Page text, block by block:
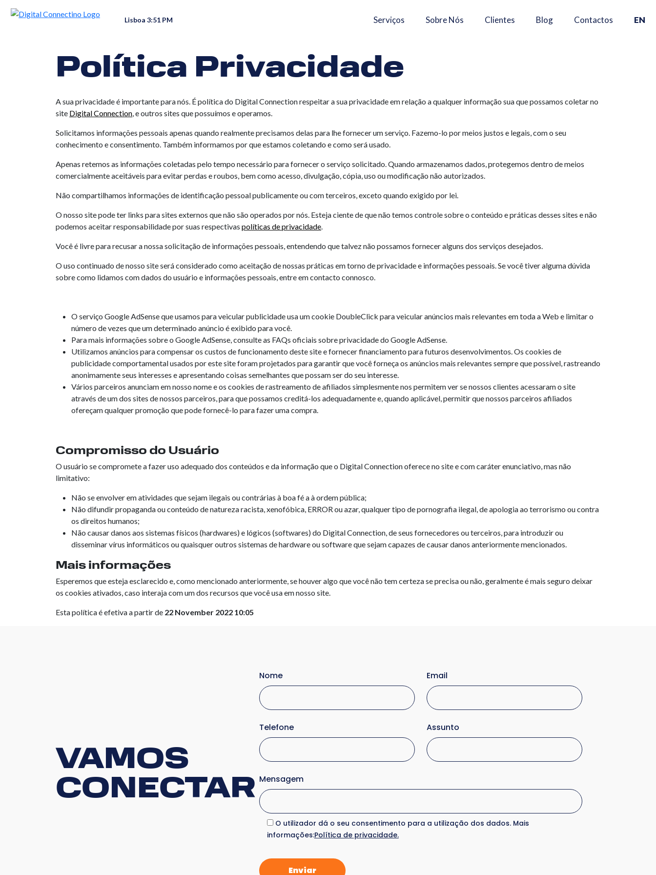
Lisboa 3:51 PM Serviços Sobre Nós Clientes Blog Contactos EN
×
Política Privacidade
A sua privacidade é importante para nós. É política do Digital Connection respeitar a sua privacidade em relação a qualquer informação sua que possamos coletar no
site Digital Connection, e outros sites que possuímos e operamos.
Solicitamos informações pessoais apenas quando realmente precisamos delas para lhe fornecer um serviço. Fazemo-lo por meios justos e legais, com o seu
conhecimento e consentimento. Também informamos por que estamos coletando e como será usado.
Apenas retemos as informações coletadas pelo tempo necessário para fornecer o serviço solicitado. Quando armazenamos dados, protegemos dentro de meios
comercialmente aceitáveis ​​para evitar perdas e roubos, bem como acesso, divulgação, cópia, uso ou modificação não autorizados.
Não compartilhamos informações de identificação pessoal publicamente ou com terceiros, exceto quando exigido por lei.
O nosso site pode ter links para sites externos que não são operados por nós. Esteja ciente de que não temos controle sobre o conteúdo e práticas desses sites e não
podemos aceitar responsabilidade por suas respectivas políticas de privacidade.
Você é livre para recusar a nossa solicitação de informações pessoais, entendendo que talvez não possamos fornecer alguns dos serviços desejados.
O uso continuado de nosso site será considerado como aceitação de nossas práticas em torno de privacidade e informações pessoais. Se você tiver alguma dúvida
sobre como lidamos com dados do usuário e informações pessoais, entre em contacto connosco.
O serviço Google AdSense que usamos para veicular publicidade usa um cookie DoubleClick para veicular anúncios mais relevantes em toda a Web e limitar o
número de vezes que um determinado anúncio é exibido para você.
Para mais informações sobre o Google AdSense, consulte as FAQs oficiais sobre privacidade do Google AdSense.
Utilizamos anúncios para compensar os custos de funcionamento deste site e fornecer financiamento para futuros desenvolvimentos. Os cookies de
publicidade comportamental usados ​​por este site foram projetados para garantir que você forneça os anúncios mais relevantes sempre que possível, rastreando
anonimamente seus interesses e apresentando coisas semelhantes que possam ser do seu interesse.
Vários parceiros anunciam em nosso nome e os cookies de rastreamento de afiliados simplesmente nos permitem ver se nossos clientes acessaram o site
através de um dos sites de nossos parceiros, para que possamos creditá-los adequadamente e, quando aplicável, permitir que nossos parceiros afiliados
ofereçam qualquer promoção que pode fornecê-lo para fazer uma compra.
Compromisso do Usuário
O usuário se compromete a fazer uso adequado dos conteúdos e da informação que o Digital Connection oferece no site e com caráter enunciativo, mas não
limitativo:
Não se envolver em atividades que sejam ilegais ou contrárias à boa fé a à ordem pública;
Não difundir propaganda ou conteúdo de natureza racista, xenofóbica, ERROR ou azar, qualquer tipo de pornografia ilegal, de apologia ao terrorismo ou contra
os direitos humanos;
Não causar danos aos sistemas físicos (hardwares) e lógicos (softwares) do Digital Connection, de seus fornecedores ou terceiros, para introduzir ou
disseminar vírus informáticos ou quaisquer outros sistemas de hardware ou software que sejam capazes de causar danos anteriormente mencionados.
Mais informações
Esperemos que esteja esclarecido e, como mencionado anteriormente, se houver algo que você não tem certeza se precisa ou não, geralmente é mais seguro deixar
os cookies ativados, caso interaja com um dos recursos que você usa em nosso site.
Esta política é efetiva a partir de 22 November 2022 10:05
VAMOS
CONECTAR
Nome Email
Telefone Assunto
Mensagem
O utilizador dá o seu consentimento para a utilização dos dados. Mais
informações:Política de privacidade.